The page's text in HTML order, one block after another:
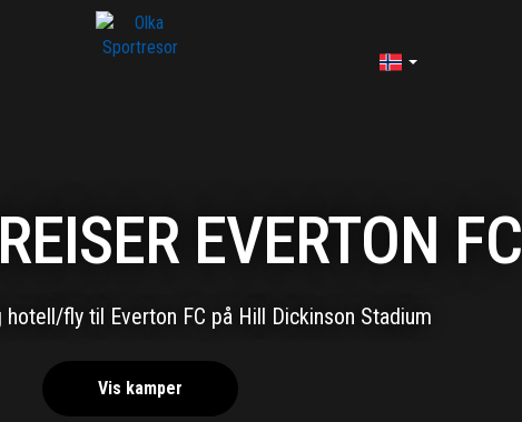
EVERTON FC
fly til Everton FC på Hill Dickinson Stadium
Vis kamper